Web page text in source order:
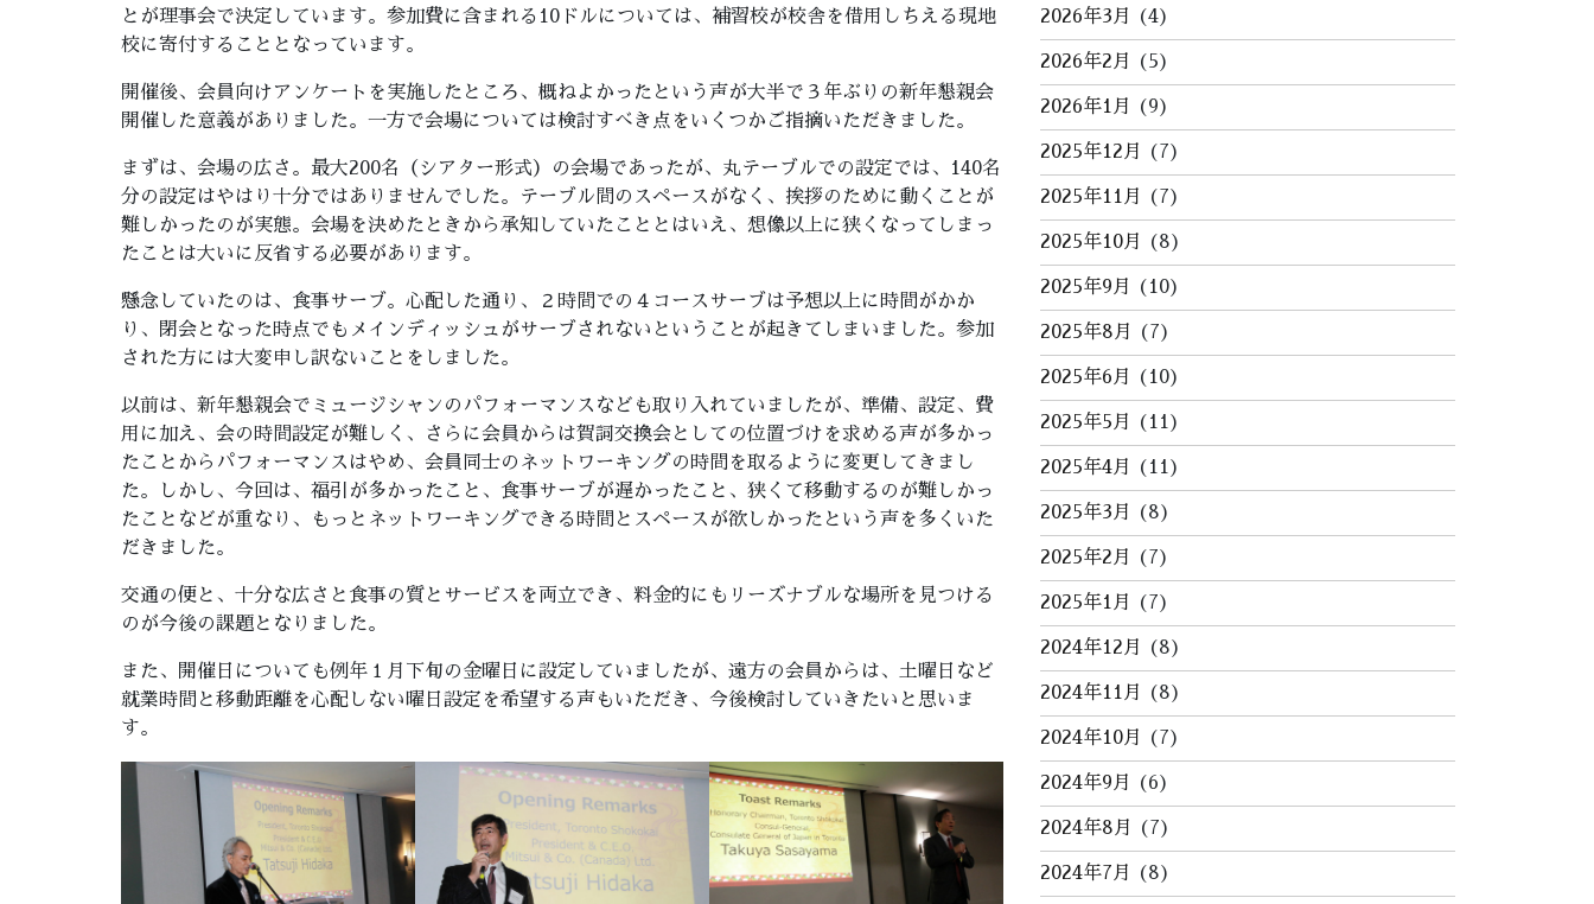
とが理事会で決定しています。参加費に含まれる10ドルについては、補習校が校舎を借用しちえる現地
校に寄付することとなっています。
開催後、会員向けアンケートを実施したところ、概ねよかったという声が大半で３年ぶりの新年懇親会
開催した意義がありました。一方で会場については検討すべき点をいくつかご指摘いただきました。
まずは、会場の広さ。最大200名（シアター形式）の会場であったが、丸テーブルでの設定では、140名
分の設定はやはり十分ではありませんでした。テーブル間のスペースがなく、挨拶のために動くことが
難しかったのが実態。会場を決めたときから承知していたこととはいえ、想像以上に狭くなってしまっ
たことは大いに反省する必要があります。
懸念していたのは、食事サーブ。心配した通り、２時間での４コースサーブは予想以上に時間がかか
り、閉会となった時点でもメインディッシュがサーブされないということが起きてしまいました。参加
された方には大変申し訳ないことをしました。
以前は、新年懇親会でミュージシャンのパフォーマンスなども取り入れていましたが、準備、設定、費
用に加え、会の時間設定が難しく、さらに会員からは賀詞交換会としての位置づけを求める声が多かっ
たことからパフォーマンスはやめ、会員同士のネットワーキングの時間を取るように変更してきまし
た。しかし、今回は、福引が多かったこと、食事サーブが遅かったこと、狭くて移動するのが難しかっ
たことなどが重なり、もっとネットワーキングできる時間とスペースが欲しかったという声を多くいた
だきました。
交通の便と、十分な広さと食事の質とサービスを両立でき、料金的にもリーズナブルな場所を見つける
のが今後の課題となりました。
また、開催日についても例年１月下旬の金曜日に設定していましたが、遠方の会員からは、土曜日など
就業時間と移動距離を心配しない曜日設定を希望する声もいただき、今後検討していきたいと思いま
す。
2026年3月 (4)
2026年2月 (5)
2026年1月 (9)
2025年12月 (7)
2025年11月 (7)
2025年10月 (8)
2025年9月 (10)
2025年8月 (7)
2025年6月 (10)
2025年5月 (11)
2025年4月 (11)
2025年3月 (8)
2025年2月 (7)
2025年1月 (7)
2024年12月 (8)
2024年11月 (8)
2024年10月 (7)
2024年9月 (6)
2024年8月 (7)
2024年7月 (8)